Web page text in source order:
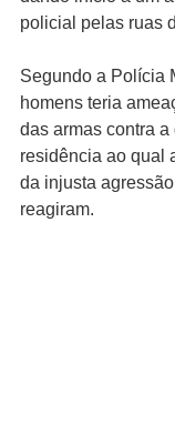
policial pelas ruas
Segundo a Polícia
homens teria
das armas contra
residência ao qual
da injusta
reagiram.